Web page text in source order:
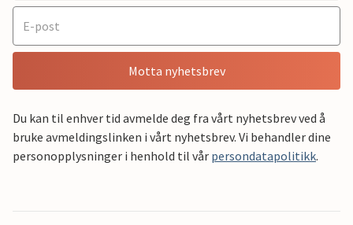
Motta nyhetsbrev
Du kan til enhver tid avmelde deg fra vårt nyhetsbrev ved å
bruke avmeldingslinken i vårt nyhetsbrev. Vi behandler dine
personopplysninger i henhold til vår persondatapolitikk.